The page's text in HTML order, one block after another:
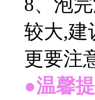
较大,建
更要注
●温馨